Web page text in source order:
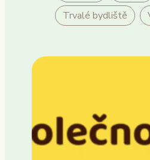
Trvalé bydliště